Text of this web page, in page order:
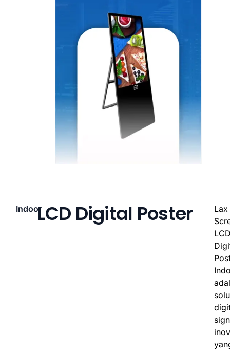
IndoorLCD Digital Poster
Lax